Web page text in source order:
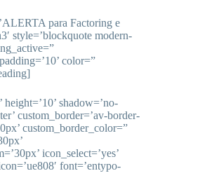
para Factoring e
style=’blockquote modern-
color=”
height=’10’ shadow=’no-
custom_border=’av-border-
custom_border_color=”
icon_select=’yes’
font=’entypo-